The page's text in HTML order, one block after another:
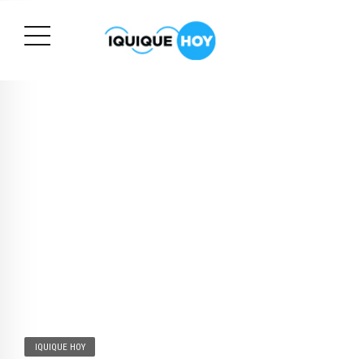
IQUIQUE HOY